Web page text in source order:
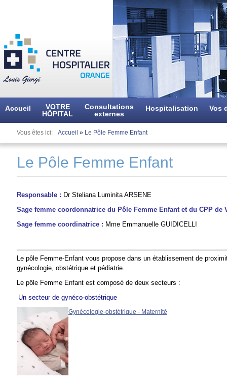
Accueil
VOTRE
HÔPITAL
Consultations
externes
Hospitalisation Vos
Vous êtes ici Accueil » Le Pôle Femme Enfant
Le Pôle Femme Enfant
Responsable : Dr Steliana LuminitaARSENE
Sage femme coordonnatrice du Pôle Femme Enfant et du CPP de
Sage femme coordinatrice : Mme Emmanuelle GUIDICELLI
Le pôle Femme-Enfant vous propose dans un établissement de
gynécologie, obstétrique et pédiatrie.
Le pôle Femme Enfant est composé de deux secteurs :
Un secteur de gynéco-obstétrique
Gynécologie-obstétrique - Maternité